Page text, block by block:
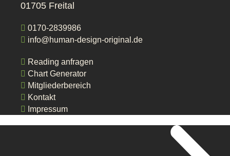
01705 Freital
0170-2839986
info@human-design-original.de
Reading anfragen
Chart Generator
Mitgliederbereich
Kontakt
Impressum